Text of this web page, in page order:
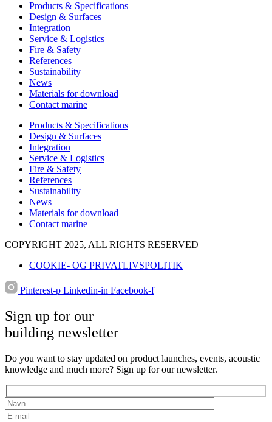
Products & Specifications
Design & Surfaces
Integration
Service & Logistics
Fire & Safety
References
Sustainability
News
Materials for download
Contact marine
Products & Specifications
Design & Surfaces
Integration
Service & Logistics
Fire & Safety
References
Sustainability
News
Materials for download
Contact marine
COPYRIGHT 2025, ALL RIGHTS RESERVED
COOKIE- OG PRIVATLIVSPOLITIK
Pinterest-p Linkedin-in Facebook-f
Sign up for our
building newsletter
Do you want to stay updated on product launches, events, acoustic
knowledge and much more? Sign up for our newsletter.